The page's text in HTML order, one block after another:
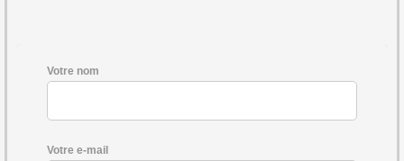
Votre nom
Votre e-mail